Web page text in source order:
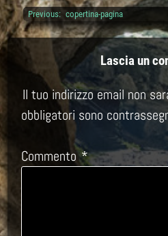
Navigazione
articoli
Previous: copertina-pagina
Lascia un
Il tuo indirizzo email non
obbligatori sono
Commento*